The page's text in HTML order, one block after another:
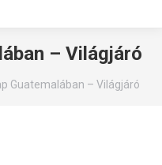
– Világjáró
Guatemalában – Világjáró